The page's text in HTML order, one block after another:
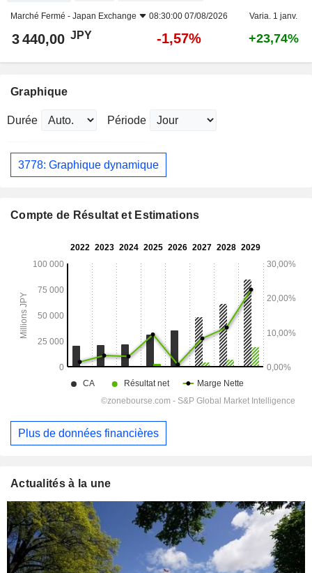
Marché Fermé - Japan Exchange 08:30:00 07/08/2026 Varia. 1 janv.
3 440,00 JPY -1,57% +23,74%
Graphique
Durée Période
3778: Graphique dynamique
Compte de Résultat et Estimations
Plus de données financières
Actualités à la une